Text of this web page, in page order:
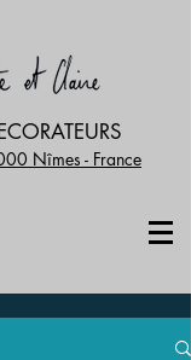
Nîmes - France